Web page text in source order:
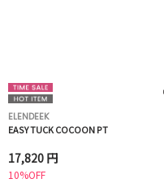
ELENDEEK
EASY TUCK COCOON PT
17,820 円
10%OFF